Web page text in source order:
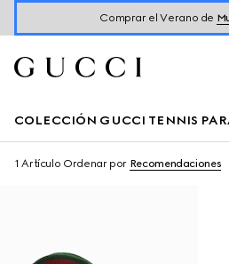
Comprar el Verano de
COLECCIÓN GUCCI TENNIS
1 Artículo Ordenar por Recomendaciones